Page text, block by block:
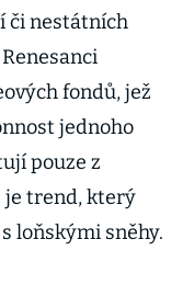
či nestátních
fondů, jež
jednoho
pouze z
je trend, který
loňskými sněhy.